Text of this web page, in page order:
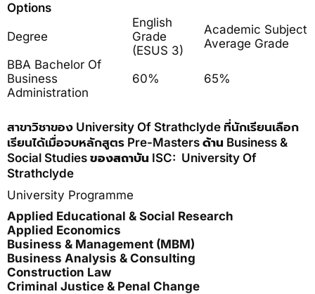
Options
Degree
English
Grade
(ESUS 3)
Academic Subject
Average Grade
BBA Bachelor Of
Business
Administration
60% 65%
สาขาวิชาของ University Of Strathclyde ที่นักเรียนเลือก
เรียนได้เมื่อจบหลักสูตร Pre-Masters ด้าน Business &
Social Studies ของสถาบัน ISC: University Of
Strathclyde
University Programme
Applied Educational & Social Research
Applied Economics
Business & Management (MBM)
Business Analysis & Consulting
Construction Law
Criminal Justice & Penal Change